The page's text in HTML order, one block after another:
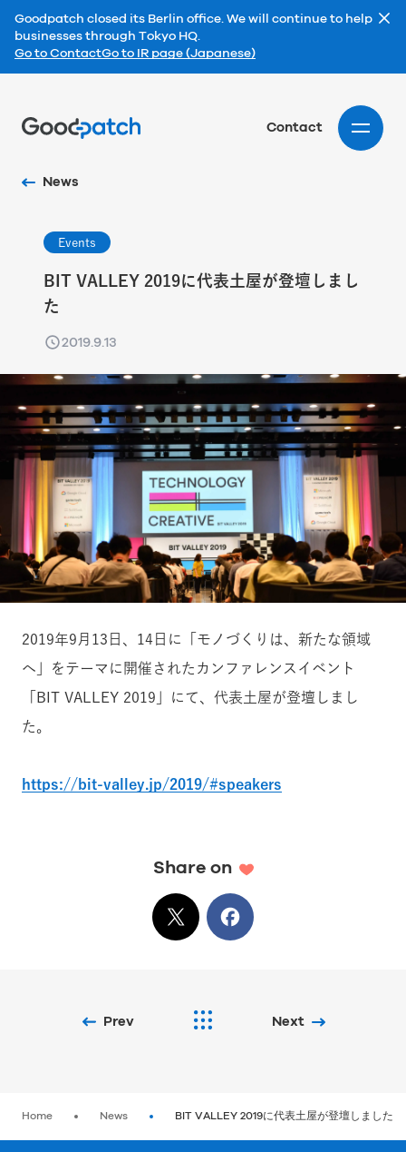
Goodpatch closed its Berlin office. We will continue to help
businesses through Tokyo HQ.
Go to ContactGo to IR page (Japanese)
Contact
News
Events
BIT VALLEY 2019に代表土屋が登壇しまし
た
2019.9.13
2019年9月13日、14日に「モノづくりは、新たな領域
へ」をテーマに開催されたカンファレンスイベント
「BIT VALLEY 2019」にて、代表土屋が登壇しまし
た。
https://bit-valley.jp/2019/#speakers
Share on
XでシェアFacebook
Prev Next
Home News BIT VALLEY 2019に代表土屋が登壇しました